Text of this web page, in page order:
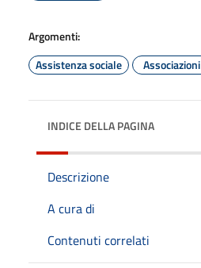
Argomenti:
Assistenza sociale
Associazioni
INDICE DELLA PAGINA
Descrizione
A cura di
Contenuti correlati